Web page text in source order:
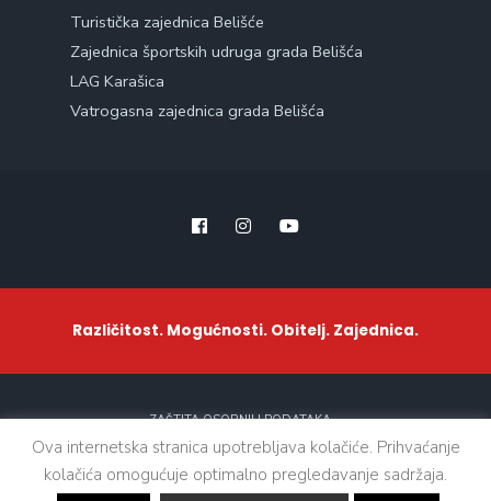
Turistička zajednica Belišće
Zajednica športskih udruga grada Belišća
LAG Karašica
Vatrogasna zajednica grada Belišća
Različitost. Mogućnosti. Obitelj. Zajednica.
ZAŠTITA OSOBNIH PODATAKA
Sva prava zadržana. © 2021 - Grad Belišće
Ova internetska stranica upotrebljava kolačiće. Prihvaćanje
kolačića omogućuje optimalno pregledavanje sadržaja.